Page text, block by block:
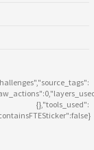
{},"tools_used":